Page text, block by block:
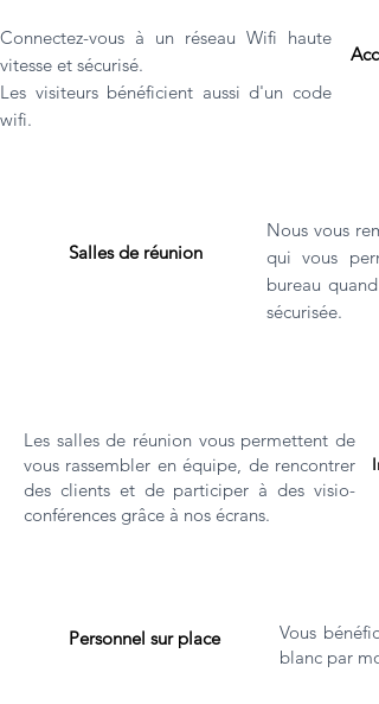
Connectez-vous à un réseau Wifi haute
vitesse et sécurisé.
Les visiteurs bénéficient aussi d'un code
wifi.
Nous vous
qui vous
bureau
sécurisée.
Salles de réunion
Les salles de réunion vous permettent de
vous rassembler en équipe, de rencontrer
des clients et de participer à des visio-
conférences grâce à nos écrans.
Vous
blanc par
Personnel sur place